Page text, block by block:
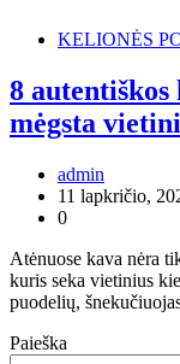
KELIONĖS
8 autentiškos
mėgsta
admin
11 lapkričio,
0
Atėnuose kava nėra
kuris seka vietinius
puodelių,
Paieška